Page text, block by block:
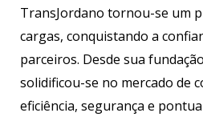
TransJordano tornou-se um
cargas, conquistando a
parceiros. Desde sua
solidificou-se no mercado de
eficiência, segurança e